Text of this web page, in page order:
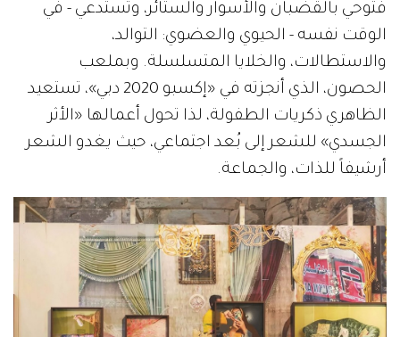
فتوحي بالقضبان والأسوار والستائر، وتستدعي - في
الوقت نفسه - الحيوي والعضوي: التوالد،
والاستطالات، والخلايا المتسلسلة. وبملعب
الحصون، الذي أنجزته في «إكسبو 2020 دبي»، تستعيد
الظاهري ذكريات الطفولة، لذا تحول أعمالها «الأثر
الجسدي» للشعر إلى بُعد اجتماعي، حيث يغدو الشعر
أرشيفاً للذات، والجماعة.